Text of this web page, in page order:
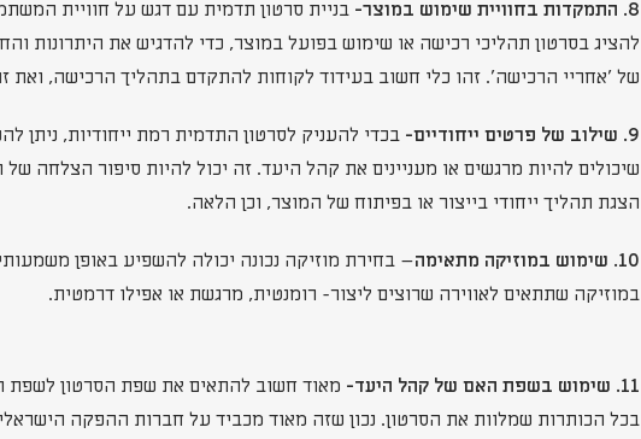
8. התמקדות בחוויית שימוש במוצר-
בניית סרטון תדמית עם דגש על חוויית
להציג בסרטון תהליכי רכישה או שימוש בפועל במוצר, כדי להדגיש את היתרונות
של 'אחריי הרכישה'. זהו כלי חשוב בעידוד לקוחות להתקדם בתהליך הרכישה, ואת
9. שילוב של פרטים ייחודיים-
בכדי להעניק לסרטון התדמית רמת ייחודיות,
שיכולים להיות מרגשים או מעניינים את קהל היעד. זה יכול להיות סיפור הצלחה
הצגת תהליך ייחודי בייצור או בפיתוח של המוצר, וכן הלאה.
10. שימוש במוזיקה מתאימה
– בחירת מוזיקה נכונה יכולה להשפיע באופן
במוזיקה שתתאים לאווירה שרוצים ליצור- רומנטית, מרגשת או אפילו דרמטית.
11. שימוש בשפת האם של קהל היעד-
מאוד חשוב להתאים את שפת הסרטון לשפת
בכל הכותרות שמלוות את הסרטון. נכון שזה מאוד מכביד על חברות ההפקה